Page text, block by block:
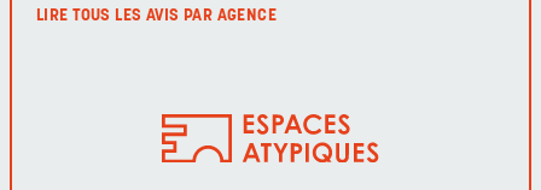
LIRE TOUS LES AVIS PAR AGENCE